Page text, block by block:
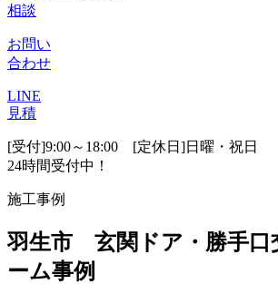
相談
お問い
合わせ
LINE
見積
[受付]9:00～18:00 [定休日]日曜・祝日
24時間受付中！
施工事例
羽生市 玄関ドア・勝手口
ーム事例